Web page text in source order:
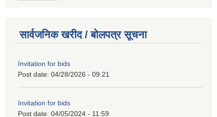
सार्वजनिक खरीद / बोलपत्र सूचना
Invitation for bids
Post date: 04/28/2026 - 09:21
Invitation for bids
Post date: 04/05/2024 - 11:59